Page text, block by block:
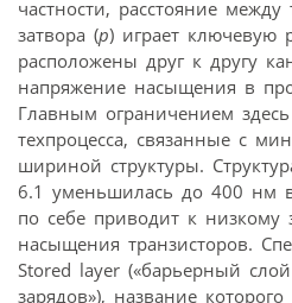
частности, расстояние
затвора (p) играет ключевую
расположены друг к другу
напряжение насыщения в
Главным ограничением
техпроцесса, связанные с
шириной структуры.
6.1 уменьшилась до 400 нм
по себе приводит к низкому
насыщения транзисторов.
Stored layer («барьерный
зарядов»), название